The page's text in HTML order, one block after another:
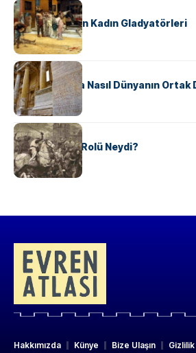
KÜLTÜR
Antik Roma’nın Kadın Gladyatörleri
KÜLTÜR
Antik Yunanca Nasıl Dünyanın Ortak
KÜLTÜR
Valdensler’in Rolü Neydi?
Hakkımızda Künye Bize Ulaşın Gizlilik